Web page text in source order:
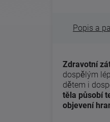
Popis a
Zdravotní
dospělým
dětem i
těla působí
objevení